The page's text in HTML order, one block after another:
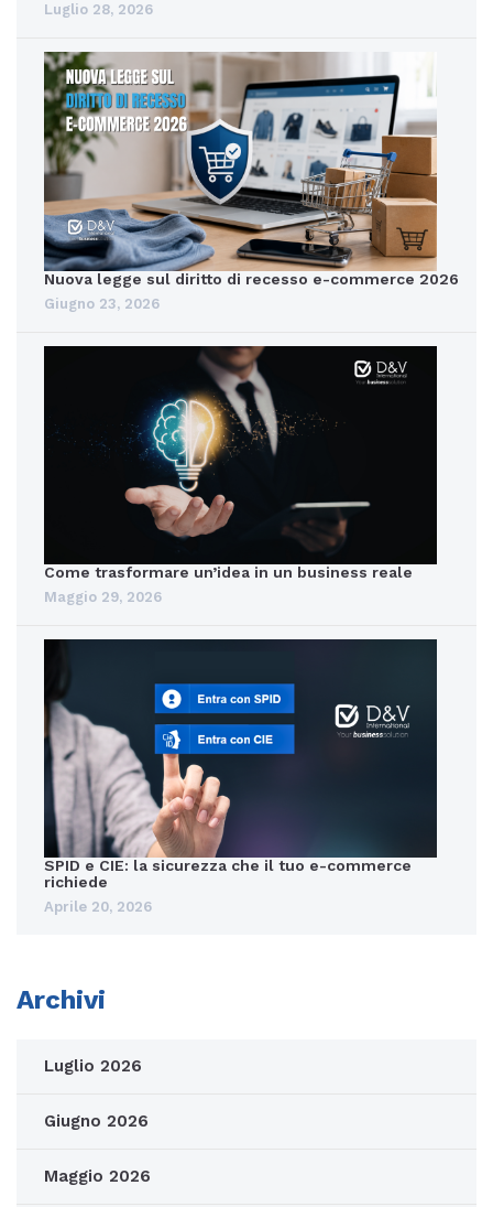
Luglio 28, 2026
Nuova legge sul diritto di recesso e-commerce 2026
Giugno 23, 2026
Come trasformare un’idea in un business reale
Maggio 29, 2026
SPID e CIE: la sicurezza che il tuo e-commerce
richiede
Aprile 20, 2026
Archivi
Luglio 2026
Giugno 2026
Maggio 2026